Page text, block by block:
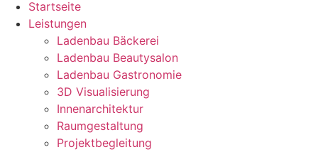
Startseite
Leistungen
Ladenbau Bäckerei
Ladenbau Beautysalon
Ladenbau Gastronomie
3D Visualisierung
Innenarchitektur
Raumgestaltung
Projektbegleitung